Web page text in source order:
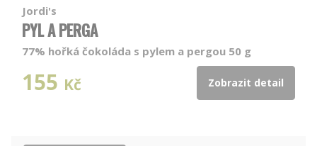
Jordi's
PYL A PERGA
77% hořká čokoláda s pylem a pergou 50 g
155 Kč Zobrazit detail